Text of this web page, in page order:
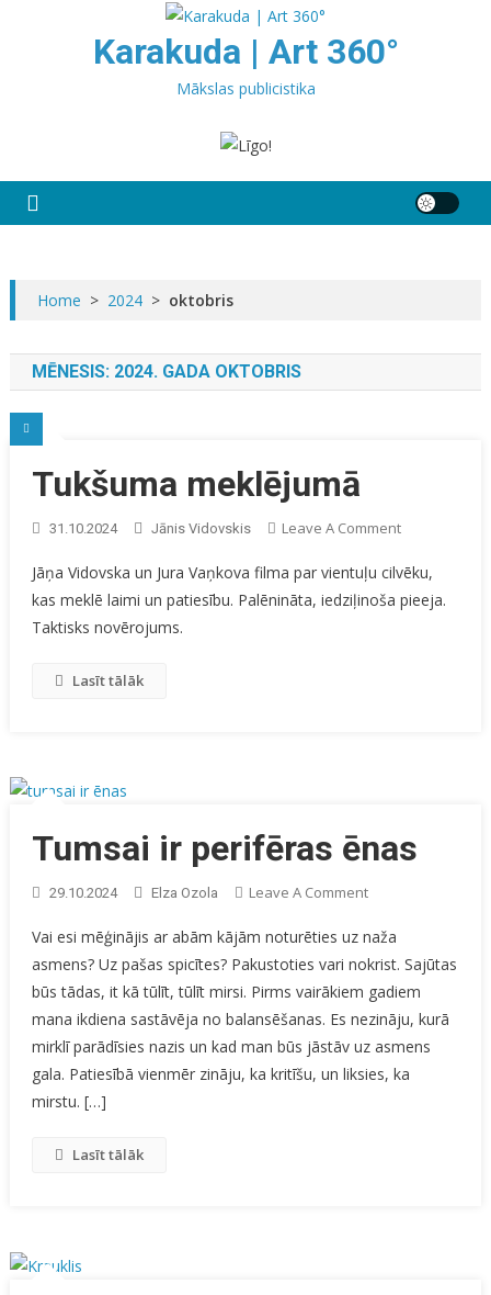
Karakuda | Art 360°
Mākslas publicistika
Home > 2024 > oktobris
MĒNESIS: 2024. GADA OKTOBRIS
Tukšuma meklējumā
31.10.2024 Jānis Vidovskis Leave A CommentOn
Meklējumā
Jāņa Vidovska un Jura Vaņkova filma par vientuļu cilvēku,
kas meklē laimi un patiesību. Palēnināta, iedziļinoša pieeja.
Taktisks novērojums.
Lasīt tālāk
Tumsai ir perifēras ēnas
29.10.2024 Elza Ozola Leave A CommentOn
Ir
Perifēras
Ēnas
Vai esi mēģinājis ar abām kājām noturēties uz naža
asmens? Uz pašas spicītes? Pakustoties vari nokrist. Sajūtas
būs tādas, it kā tūlīt, tūlīt mirsi. Pirms vairākiem gadiem
mana ikdiena sastāvēja no balansēšanas. Es nezināju, kurā
mirklī parādīsies nazis un kad man būs jāstāv uz asmens
gala. Patiesībā vienmēr zināju, ka kritīšu, un liksies, ka
mirstu. […]
Lasīt tālāk